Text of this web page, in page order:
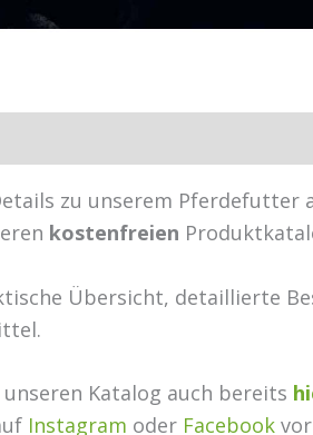
zu unserem Pferdefutter
kostenfreien
Übersicht, detaillierte
Katalog auch bereits
Instagram oder Facebook